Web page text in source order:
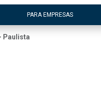
PARA EMPRESAS
Paulista